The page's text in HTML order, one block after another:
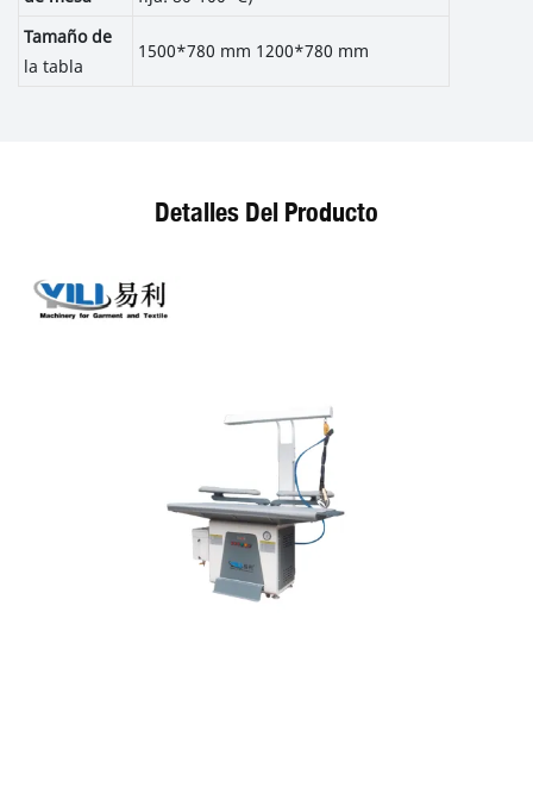
Tamaño de
la tabla
1500*780 mm 1200*780 mm
Detalles Del Producto